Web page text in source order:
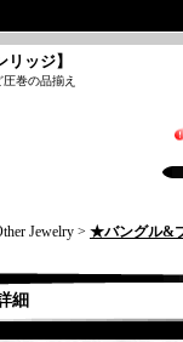
ッジ】
巻の品揃え
Jewelry > ★バングル&
細